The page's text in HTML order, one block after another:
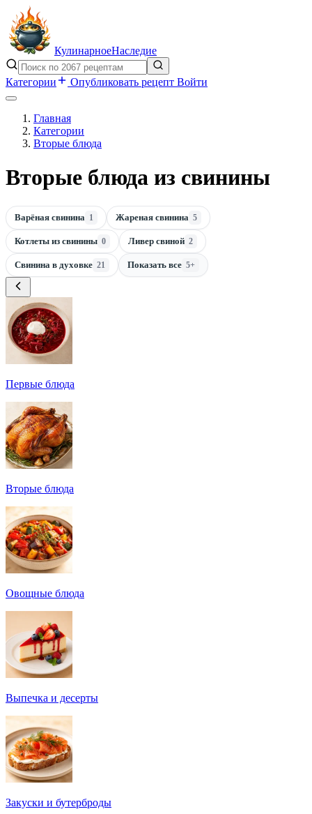
КулинарноеНаследие
Категории Опубликовать рецепт Войти
Главная
Категории
Вторые блюда
Вторые блюда из свинины
Варёная свинина 1 Жареная свинина 5
Котлеты из свинины 0 Ливер свиной 2
Свинина в духовке 21 Показать все 5+
Первые блюда
Вторые блюда
Овощные блюда
Выпечка и десерты
Закуски и бутерброды